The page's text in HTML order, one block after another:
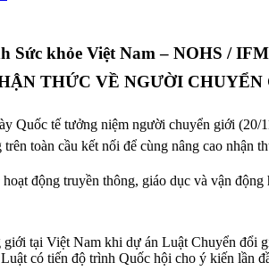
Sức khỏe Việt Nam – NOHS /
THỨC VỀ NGƯỜI
Quốc tế tưởng niệm người chuyển giới
toàn cầu kết nối để cùng nâng cao nhận
động truyền thông, giáo dục và vận
tại Việt Nam khi dự án Luật Chuyển
có tiến độ trình Quốc hội cho ý kiến